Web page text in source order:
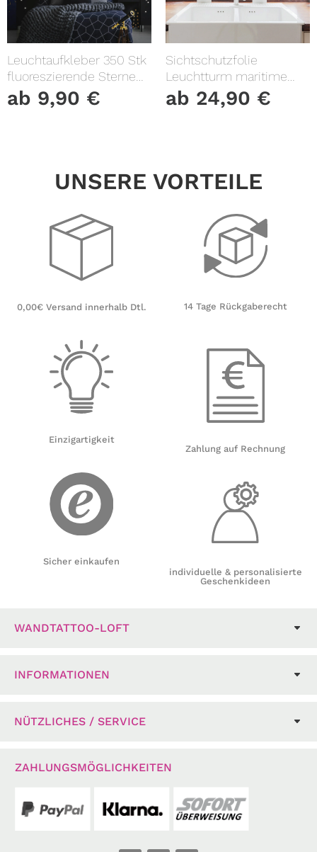
Leuchtaufkleber 350 Stk
fluoreszierende Sterne
und Punkte leuchten im
Dunklen Kinderzimmer
ab 9,90 €
Sichtschutzfolie
Leuchtturm maritime
Fensterfolie Fensterdeko
Milchglasfolie
ab 24,90 €
UNSERE VORTEILE
0,00€ Versand innerhalb Dtl.
Einzigartigkeit
Sicher einkaufen
14 Tage Rückgaberecht
Zahlung auf Rechnung
individuelle & personalisierte
Geschenkideen
WANDTATTOO-LOFT
INFORMATIONEN
NÜTZLICHES / SERVICE
ZAHLUNGSMÖGLICHKEITEN